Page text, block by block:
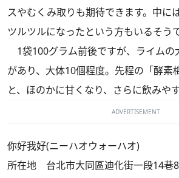
スやむくみ取りも期待できます。中に
ツルツルになったという方もいるそうで
1袋100グラム前後ですが、ライムの
があり、大体10個程度。先程の「酵素
と、ほのかに甘くなり、さらに飲みや
ADVERTISEMENT
你好我好(ニーハオウォーハオ)
所在地 台北市大同區迪化街一段14巷